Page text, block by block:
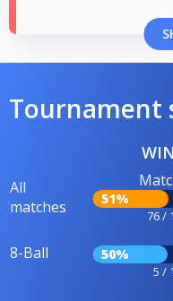
Tournament
All
matches
51%
76 /
8-Ball 50%
5 /